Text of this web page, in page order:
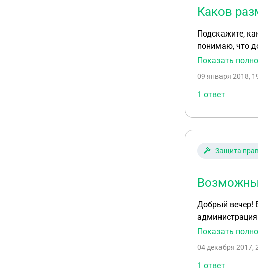
Каков
Подскажите,
понимаю, что
написать в
Показать
09 января 2018,
1 ответ
Защита
Добрый вечер!
администрация.
Показать
04 декабря 2017,
1 ответ